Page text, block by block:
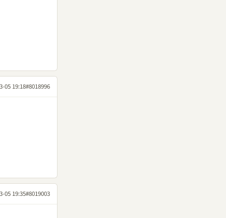
05 19:18#8018996
05 19:35#8019003